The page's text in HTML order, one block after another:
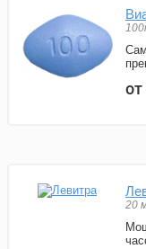
20